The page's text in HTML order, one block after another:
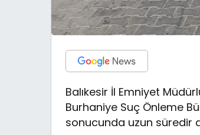
Balıkesir İl Emniyet
Burhaniye Suç Önleme
sonucunda uzun süredir